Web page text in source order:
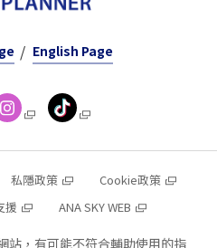
English Page
私隱政策
Cookie政策
援 ANA SKY WEB
站，有可能不符合輔助使用的指